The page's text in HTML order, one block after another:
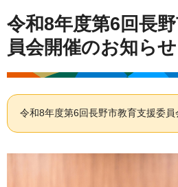
令和8年度第6回長
員会開催のお知らせ
令和8年度第6回長野市教育支援委員